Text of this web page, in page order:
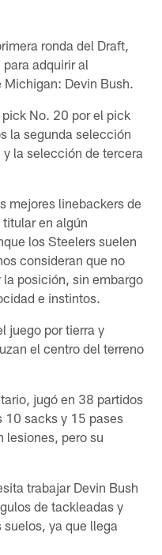
ronda del Draft,
adquirir al
Devin Bush.
No. 20 por el pick
la segunda selección
la selección de tercera
mejores linebackers de
en algún
los Steelers suelen
consideran que no
posición, sin embargo
e instintos.
juego por tierra y
el centro del terreno
jugó en 38 partidos
10 sacks y 15 pases
lesiones, pero su
trabajar Devin Bush
de tackleadas y
ya que llega